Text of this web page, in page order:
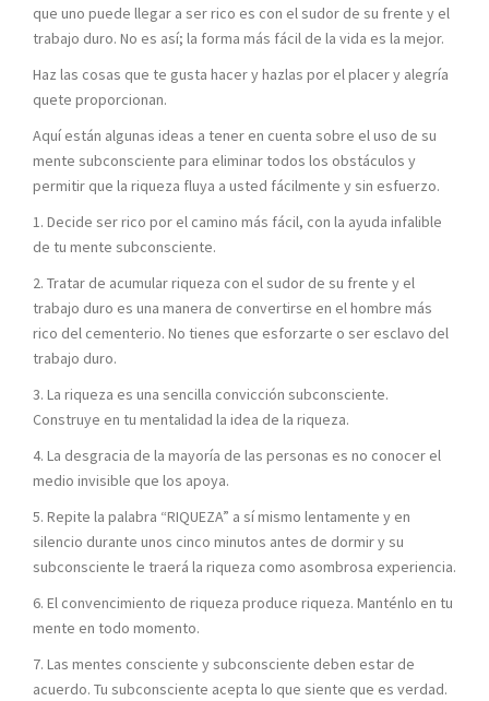
que uno puede llegar a ser rico es con el sudor de su frente y el
trabajo duro. No es así; la forma más fácil de la vida es la mejor.
Haz las cosas que te gusta hacer y hazlas por el placer y alegría
quete proporcionan.
Aquí están algunas ideas a tener en cuenta sobre el uso de su
mente subconsciente para eliminar todos los obstáculos y
permitir que la riqueza fluya a usted fácilmente y sin esfuerzo.
1. Decide ser rico por el camino más fácil, con la ayuda infalible
de tu mente subconsciente.
2. Tratar de acumular riqueza con el sudor de su frente y el
trabajo duro es una manera de convertirse en el hombre más
rico del cementerio. No tienes que esforzarte o ser esclavo del
trabajo duro.
3. La riqueza es una sencilla convicción subconsciente.
Construye en tu mentalidad la idea de la riqueza.
4. La desgracia de la mayoría de las personas es no conocer el
medio invisible que los apoya.
5. Repite la palabra “RIQUEZA” a sí mismo lentamente y en
silencio durante unos cinco minutos antes de dormir y su
subconsciente le traerá la riqueza como asombrosa experiencia.
6. El convencimiento de riqueza produce riqueza. Manténlo en tu
mente en todo momento.
7. Las mentes consciente y subconsciente deben estar de
acuerdo. Tu subconsciente acepta lo que siente que es verdad.